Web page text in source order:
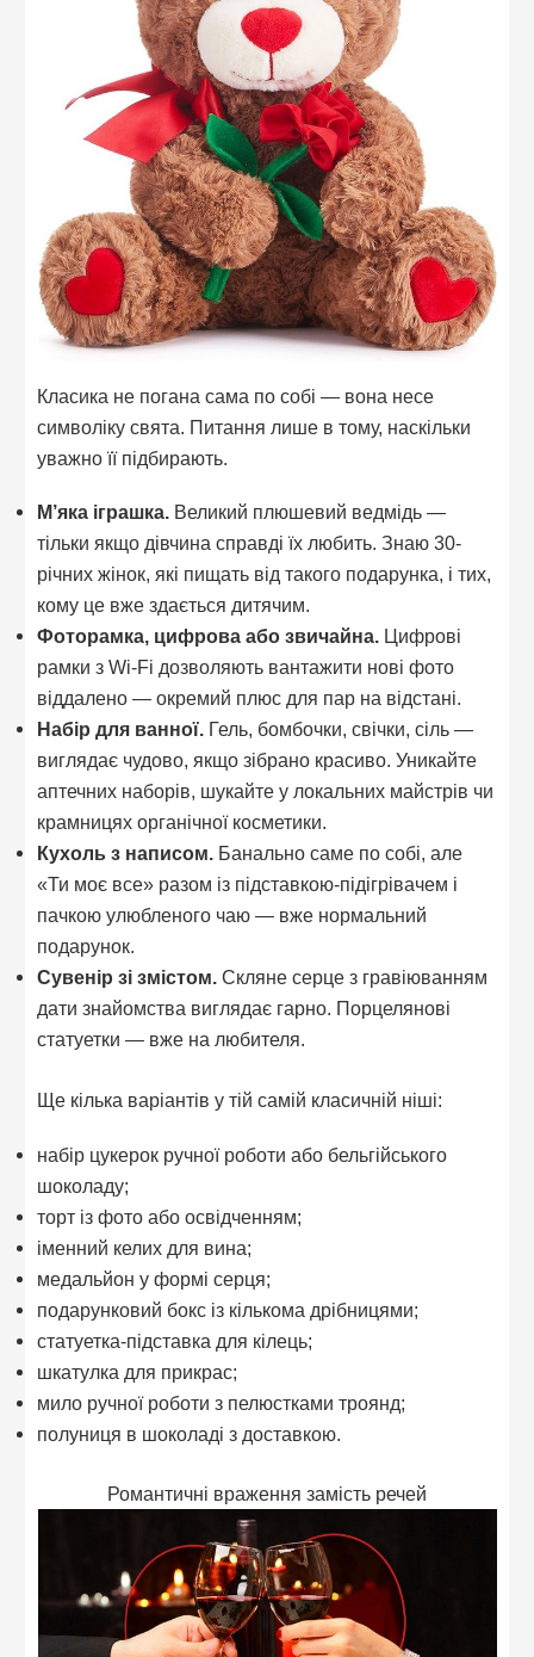
Класика не погана сама по собі — вона несе
символіку свята. Питання лише в тому, наскільки
уважно її підбирають.
М’яка іграшка. Великий плюшевий ведмідь —
тільки якщо дівчина справді їх любить. Знаю 30-
річних жінок, які пищать від такого подарунка, і тих,
кому це вже здається дитячим.
Фоторамка, цифрова або звичайна. Цифрові
рамки з Wi-Fi дозволяють вантажити нові фото
віддалено — окремий плюс для пар на відстані.
Набір для ванної. Гель, бомбочки, свічки, сіль —
виглядає чудово, якщо зібрано красиво. Уникайте
аптечних наборів, шукайте у локальних майстрів чи
крамницях органічної косметики.
Кухоль з написом. Банально саме по собі, але
«Ти моє все» разом із підставкою-підігрівачем і
пачкою улюбленого чаю — вже нормальний
подарунок.
Сувенір зі змістом. Скляне серце з гравіюванням
дати знайомства виглядає гарно. Порцелянові
статуетки — вже на любителя.
Ще кілька варіантів у тій самій класичній ніші:
набір цукерок ручної роботи або бельгійського
шоколаду;
торт із фото або освідченням;
іменний келих для вина;
медальйон у формі серця;
подарунковий бокс із кількома дрібницями;
статуетка-підставка для кілець;
шкатулка для прикрас;
мило ручної роботи з пелюстками троянд;
полуниця в шоколаді з доставкою.
Романтичні враження замість речей